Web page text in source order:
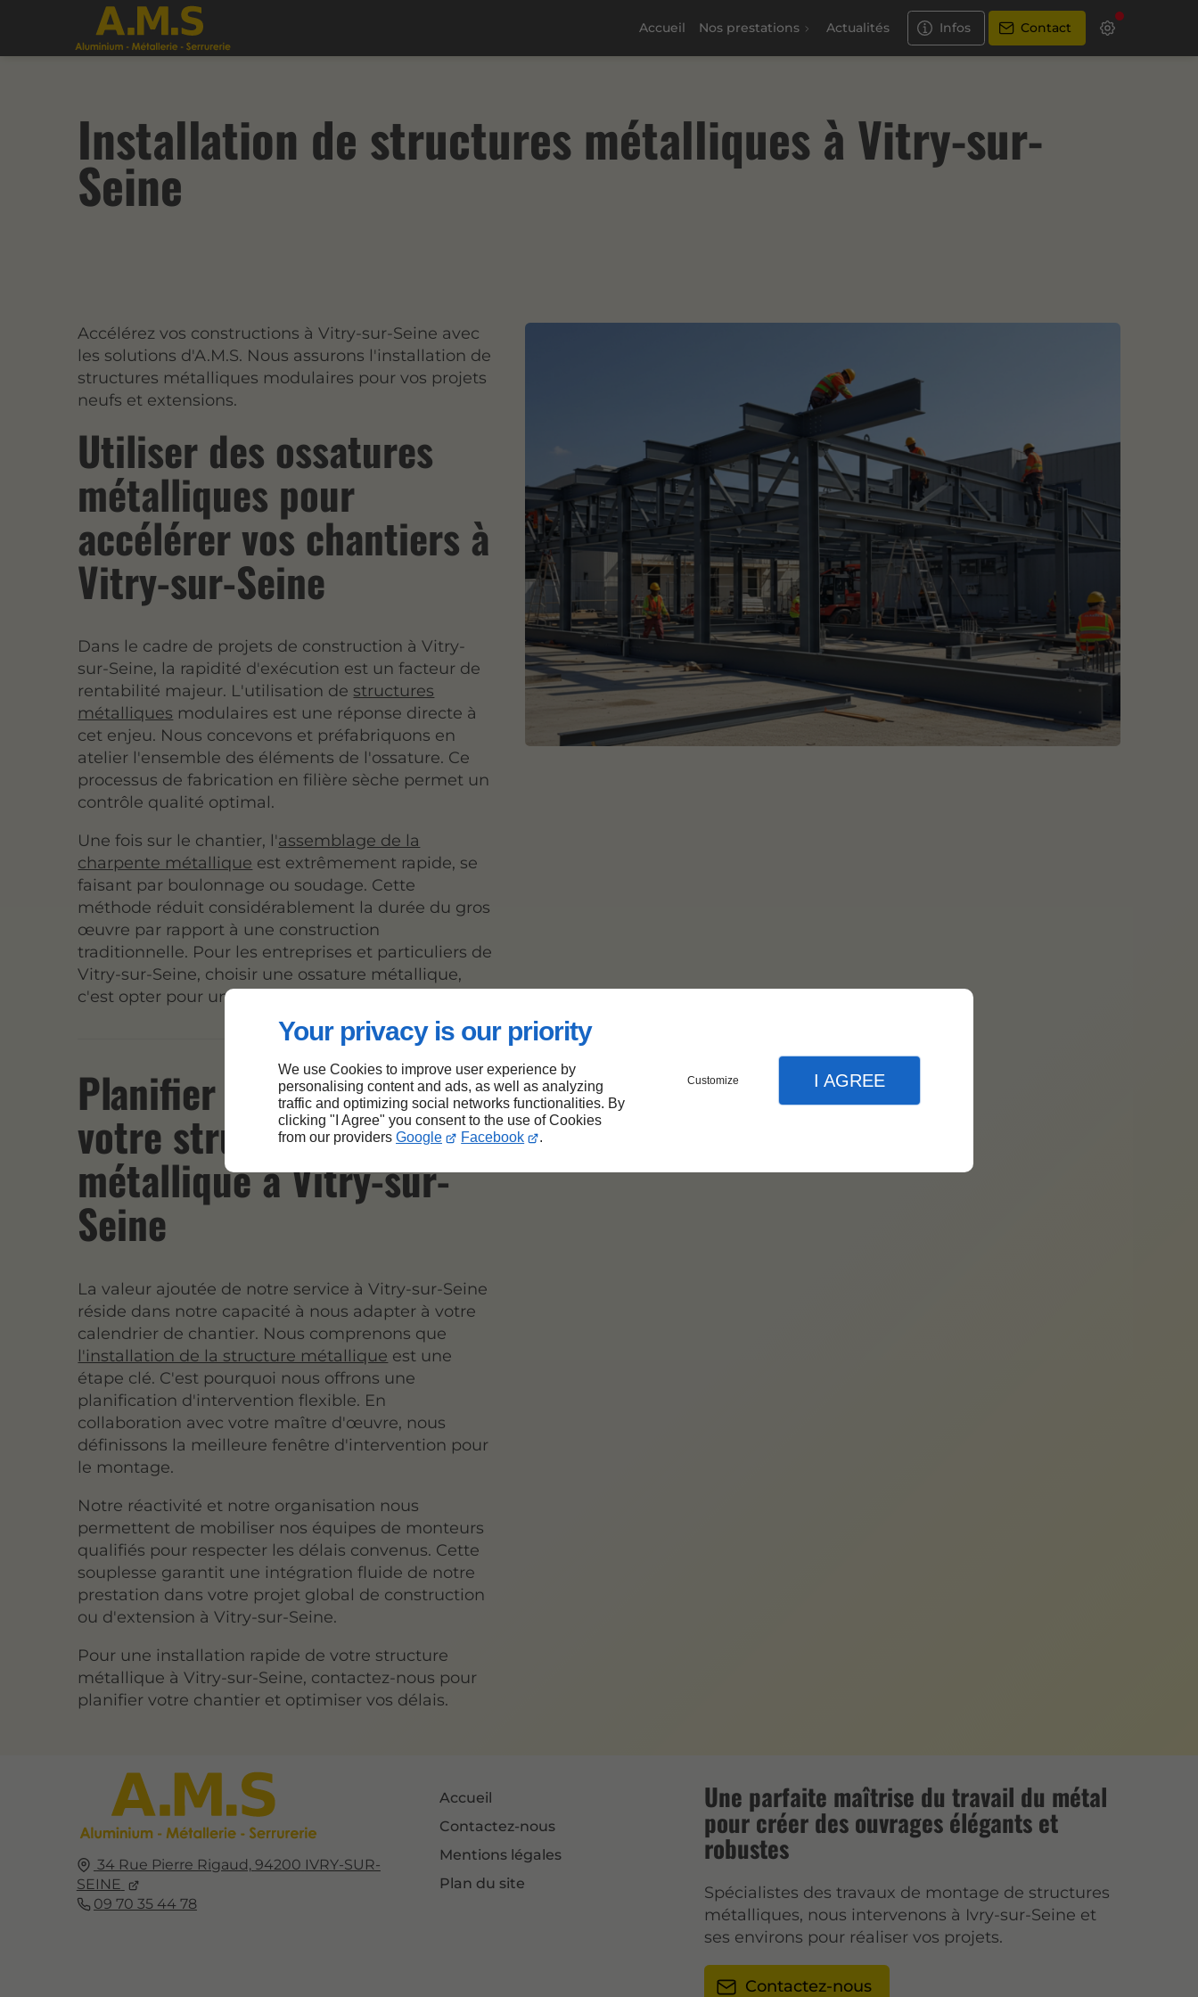
Your privacy is our priority
We use Cookies to improve user experience by
personalising content and ads, as well as analyzing
traffic and optimizing social networks functionalities. By
clicking "I Agree" you consent to the use of Cookies
from our providers Google Facebook .
Customize I AGREE
Accueil Nos prestations Actualités Infos Contact
Installation de structures métalliques à Vitry-sur-
Seine
Accélérez vos constructions à Vitry-sur-Seine avec
les solutions d'A.M.S. Nous assurons l'installation de
structures métalliques modulaires pour vos projets
neufs et extensions.
Utiliser des ossatures
métalliques pour
accélérer vos chantiers à
Vitry-sur-Seine
Dans le cadre de projets de construction à Vitry-
sur-Seine, la rapidité d'exécution est un facteur de
rentabilité majeur. L'utilisation de structures
métalliques modulaires est une réponse directe à
cet enjeu. Nous concevons et préfabriquons en
atelier l'ensemble des éléments de l'ossature. Ce
processus de fabrication en filière sèche permet un
contrôle qualité optimal.
Une fois sur le chantier, l'assemblage de la
charpente métallique est extrêmement rapide, se
faisant par boulonnage ou soudage. Cette
méthode réduit considérablement la durée du gros
œuvre par rapport à une construction
traditionnelle. Pour les entreprises et particuliers de
Vitry-sur-Seine, choisir une ossature métallique,
c'est opter pour un gain de temps.
Planifier le montage de
votre structure
métallique à Vitry-sur-
Seine
La valeur ajoutée de notre service à Vitry-sur-Seine
réside dans notre capacité à nous adapter à votre
calendrier de chantier. Nous comprenons que
l'installation de la structure métallique est une
étape clé. C'est pourquoi nous offrons une
planification d'intervention flexible. En
collaboration avec votre maître d'œuvre, nous
définissons la meilleure fenêtre d'intervention pour
le montage.
Notre réactivité et notre organisation nous
permettent de mobiliser nos équipes de monteurs
qualifiés pour respecter les délais convenus. Cette
souplesse garantit une intégration fluide de notre
prestation dans votre projet global de construction
ou d'extension à Vitry-sur-Seine.
Pour une installation rapide de votre structure
métallique à Vitry-sur-Seine, contactez-nous pour
planifier votre chantier et optimiser vos délais.
34 Rue Pierre Rigaud, 94200 IVRY-SUR-
SEINE
09 70 35 44 78
Accueil
Contactez-nous
Mentions légales
Plan du site
Une parfaite maîtrise du travail du métal
pour créer des ouvrages élégants et
robustes
Spécialistes des travaux de montage de structures
métalliques, nous intervenons à Ivry-sur-Seine et
ses environs pour réaliser vos projets.
Contactez-nous